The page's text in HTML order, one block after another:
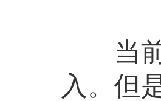
当前
入。但